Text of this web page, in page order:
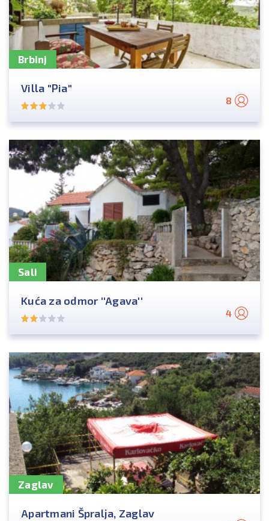
Brbinj
Villa "Pia"
8
Sali
Kuća za odmor ''Agava''
4
Zaglav
Apartmani Špralja, Zaglav